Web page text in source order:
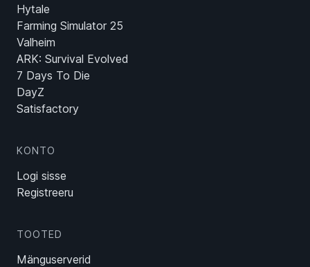
Hytale
Farming Simulator 25
Valheim
ARK: Survival Evolved
7 Days To Die
DayZ
Satisfactory
KONTO
Logi sisse
Registreeru
TOOTED
Mänguserverid